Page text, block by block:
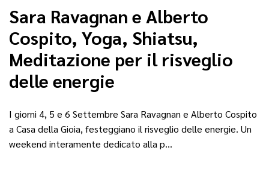
Sara Ravagnan e Alberto
Cospito, Yoga, Shiatsu,
Meditazione per il risveglio
delle energie
I giorni 4, 5 e 6 Settembre Sara Ravagnan e Alberto Cospito
a Casa della Gioia, festeggiano il risveglio delle energie. Un
weekend interamente dedicato alla p…